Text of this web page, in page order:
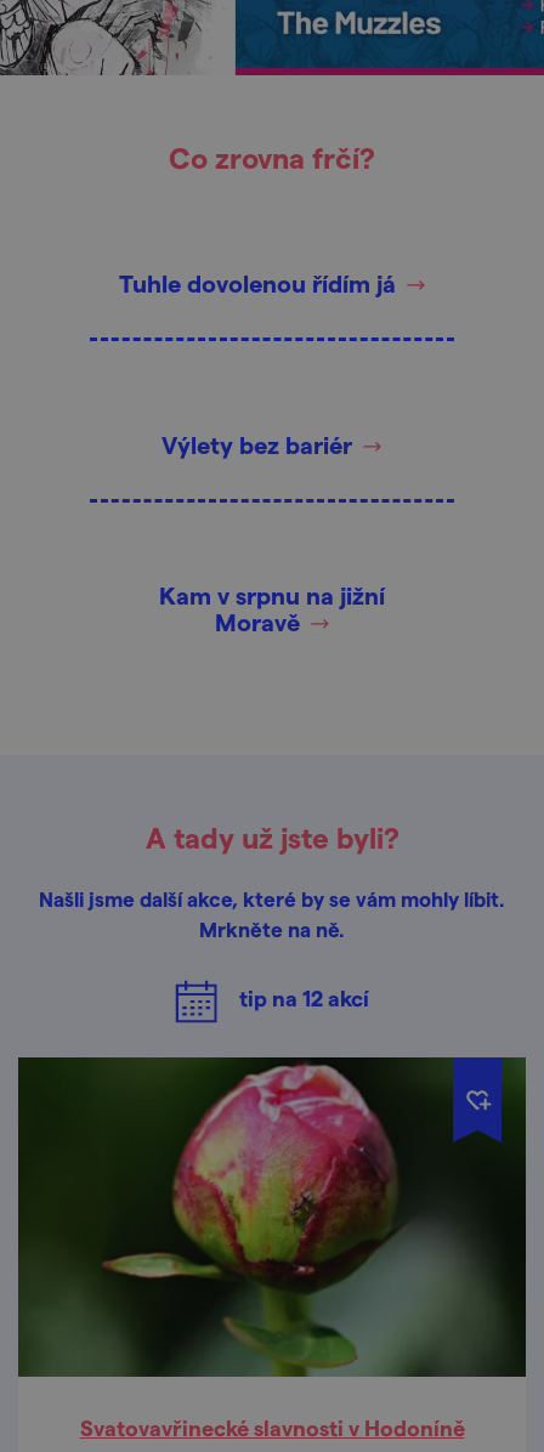
Co zrovna frčí?
Tuhle dovolenou řídím já
Výlety bez bariér
Kam v srpnu na jižní
Moravě
A tady už jste byli?
Našli jsme další akce, které by se vám mohly líbit.
Mrkněte na ně.
tip na 12akcí
Svatovavřinecké slavnosti v Hodoníně